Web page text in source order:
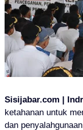
Sisijabar.com |
ketahanan untuk
dan